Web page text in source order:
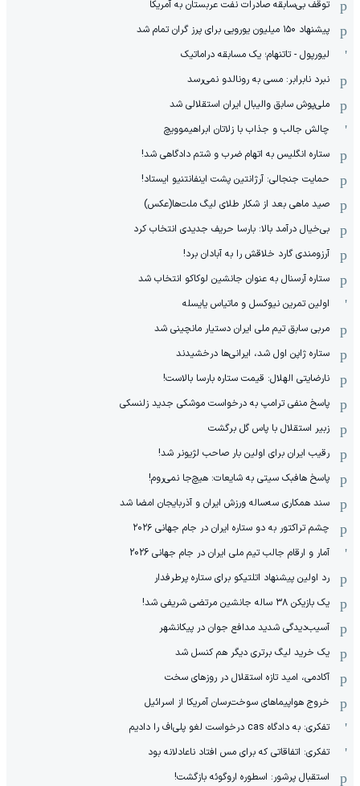
توقف بی‌سابقه صادرات نفت عربستان به آمریکا
پیشنهاد ۱۵۰ میلیون یورویی برای پرز گران تمام شد
لیورپول - تاتنهام؛ یک مسابقه دراماتیک
نبرد نابرابر: مسی به رونالدو نمی‌رسد
ملی‌پوش سابق والیبال ایران استقلالی شد
چالش جالب و جذاب با زلاتان ابراهیموویچ
ستاره انگلیس به اتهام ضرب و شتم دادگاهی شد!
حمایت جنجالی: آرژانتین پشت اینفانتنیو ایستاد!
صید ماهی بعد از شکار طلای لیگ ملت‌ها(عکس)
بی‌خیال درآمد بالا: بارسا حریف جدیدی انتخاب کرد
آرزومندی گارد خلاقش را به آبادان برد!
ستاره آرسنال به عنوان جانشین لوکاکو انتخاب شد
اولین تمرین نیوکسل و ماتیاس یایسله
مربی سابق تیم ملی ایران دستیار مانچینی شد
ستاره ژاپن اول شد، ایرانی‌ها درخشیدند
نارضایتی الهلال: قیمت ستاره بارسا بالاست!
پاسخ منفی ترامپ به درخواست موشکی جدید زلنسکی
زبیر استقلال با پاس گل برگشت
رقیب ایران برای اولین بار صاحب لژیونر شد!
پاسخ هافبک سیتی به شایعات: هیچ‌جا نمی‌روم!
سند همکاری سه‌ساله‌ ‌ورزش ایران و آذربایجان امضا شد
چشم تراکتور به دو ستاره ایران در جام جهانی ۲۰۲۶
آمار و ارقام جالب تیم ملی ایران در جام جهانی 2026
رد اولین پیشنهاد اتلتیکو برای ستاره پرطرفدار
یک بازیکن ۳۸ ساله جانشین مرتضی شریفی شد!
آسیب‌دیدگی شدید مدافع جوان در پیکانشهر
یک خرید لیگ برتری دیگر هم کنسل شد
آکادمی، امید تازه استقلال در روزهای سخت
خروج هواپیماهای سوخت‌رسان آمریکا از اسرائیل
تفکری: به دادگاه cas درخواست لغو پلی‌اف را دادیم
تفکری: اتفاقاتی که برای مس افتاد ناعادلانه بود
استقبال پرشور: اسطوره اروگوئه بازگشت!